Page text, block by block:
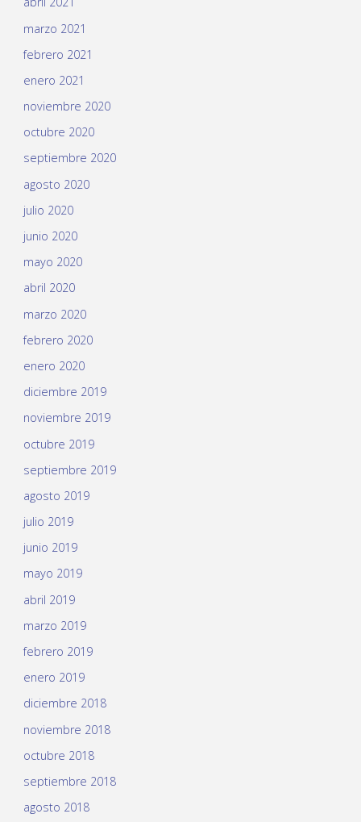
marzo 2021
febrero 2021
enero 2021
noviembre 2020
octubre 2020
septiembre 2020
agosto 2020
julio 2020
junio 2020
mayo 2020
abril 2020
marzo 2020
febrero 2020
enero 2020
diciembre 2019
noviembre 2019
octubre 2019
septiembre 2019
agosto 2019
julio 2019
junio 2019
mayo 2019
abril 2019
marzo 2019
febrero 2019
enero 2019
diciembre 2018
noviembre 2018
octubre 2018
septiembre 2018
agosto 2018